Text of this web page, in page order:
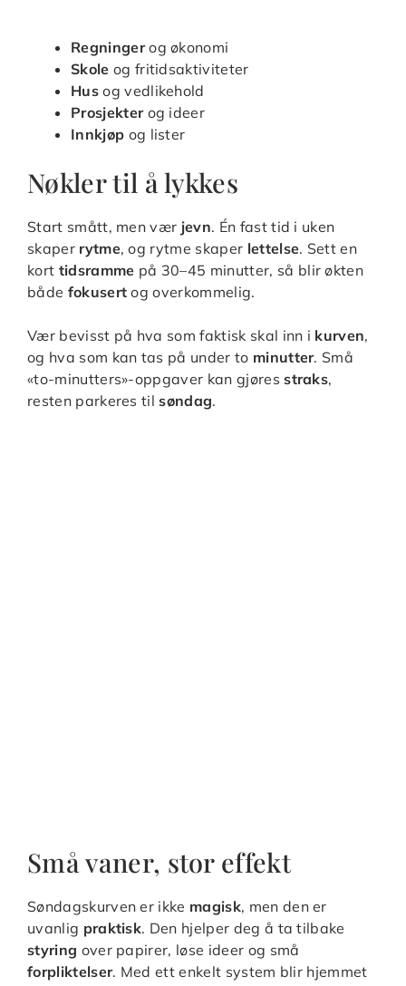
Regningerog økonomi
Skole og fritidsaktiviteter
Husog vedlikehold
Prosjekterog ideer
Innkjøp og lister
Nøkler til å lykkes
Start smått, men vær jevn. Én fast tid i uken
skaper rytme, og rytme skaper lettelse. Sett en
kort tidsramme på 30–45 minutter, så blir økten
både fokusert og overkommelig.
Vær bevisst på hva som faktisk skal inn i kurven,
og hva som kan tas på under to minutter. Små
«to-minutters»-oppgaver kan gjøresstraks,
resten parkeres tilsøndag.
Små vaner, stor effekt
Søndagskurven er ikke magisk, men den er
uvanlig praktisk. Den hjelper deg å ta tilbake
styring over papirer, løse ideer og små
forpliktelser. Med ett enkelt system blir hjemmet